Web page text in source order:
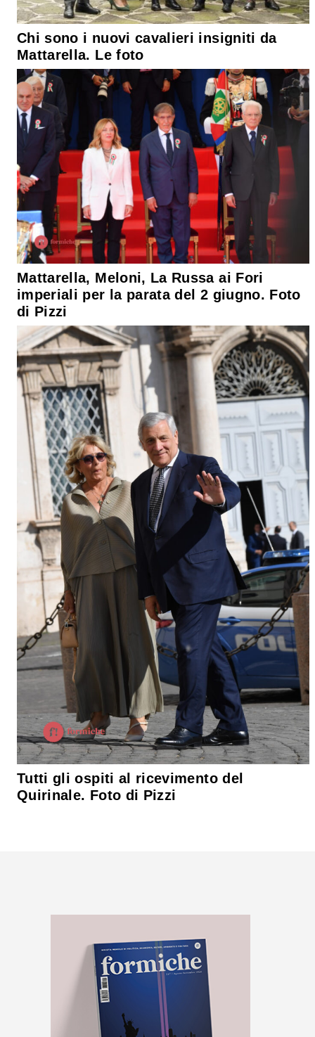
Chi sono i nuovi cavalieri insigniti da
Mattarella. Le foto
Mattarella, Meloni, La Russa ai Fori
imperiali per la parata del 2 giugno. Foto
di Pizzi
Tutti gli ospiti al ricevimento del
Quirinale. Foto di Pizzi